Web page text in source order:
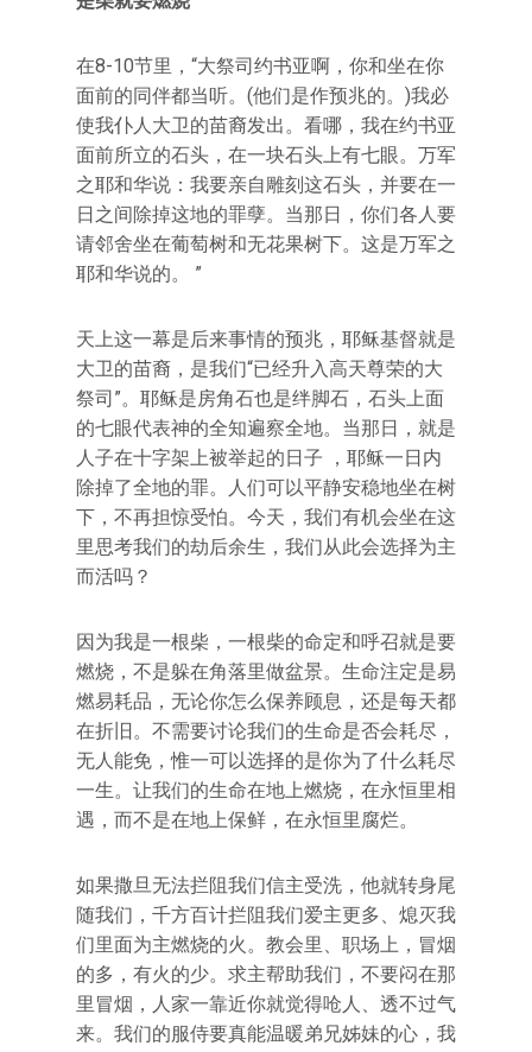
在8-10节里，“大祭司约书亚啊，你和坐在你
面前的同伴都当听。(他们是作预兆的。)我必
使我仆人大卫的苗裔发出。看哪，我在约书亚
面前所立的石头，在一块石头上有七眼。万军
之耶和华说：我要亲自雕刻这石头，并要在一
日之间除掉这地的罪孽。当那日，你们各人要
请邻舍坐在葡萄树和无花果树下。这是万军之
耶和华说的。 ”
天上这一幕是后来事情的预兆，耶稣基督就是
大卫的苗裔，是我们“已经升入高天尊荣的大
祭司”。耶稣是房角石也是绊脚石，石头上面
的七眼代表神的全知遍察全地。当那日，就是
人子在十字架上被举起的日子 ，耶稣一日内
除掉了全地的罪。人们可以平静安稳地坐在树
下，不再担惊受怕。今天，我们有机会坐在这
里思考我们的劫后余生，我们从此会选择为主
而活吗？
因为我是一根柴，一根柴的命定和呼召就是要
燃烧，不是躲在角落里做盆景。生命注定是易
燃易耗品，无论你怎么保养顾息，还是每天都
在折旧。不需要讨论我们的生命是否会耗尽，
无人能免，惟一可以选择的是你为了什么耗尽
一生。让我们的生命在地上燃烧，在永恒里相
遇，而不是在地上保鲜，在永恒里腐烂。
如果撒旦无法拦阻我们信主受洗，他就转身尾
随我们，千方百计拦阻我们爱主更多、熄灭我
们里面为主燃烧的火。教会里、职场上，冒烟
的多，有火的少。求主帮助我们，不要闷在那
里冒烟，人家一靠近你就觉得呛人、透不过气
来。我们的服侍要真能温暖弟兄姊妹的心，我